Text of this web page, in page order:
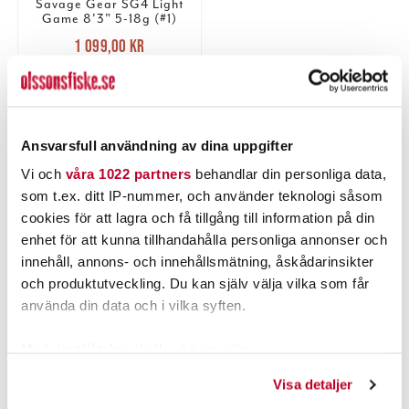
Ansvarsfull användning av dina uppgifter
Vi och våra 1022 partners behandlar din personliga data,
som t.ex. ditt IP-nummer, och använder teknologi såsom
cookies för att lagra och få tillgång till information på din
enhet för att kunna tillhandahålla personliga annonser och
innehåll, annons- och innehållsmätning, åskådarinsikter
och produktutveckling. Du kan själv välja vilka som får
använda din data och i vilka syften.
Visa detaljer
Savage Gear SG4 Light
Game 8'3" 5-18g (#1)
Nuvarande pris
1 099,00 krTidigare pris
1 349,00 kr
1 099,00 kr
TILLFÄLLIGT SLUT
PRODUKTBESKRIVNING